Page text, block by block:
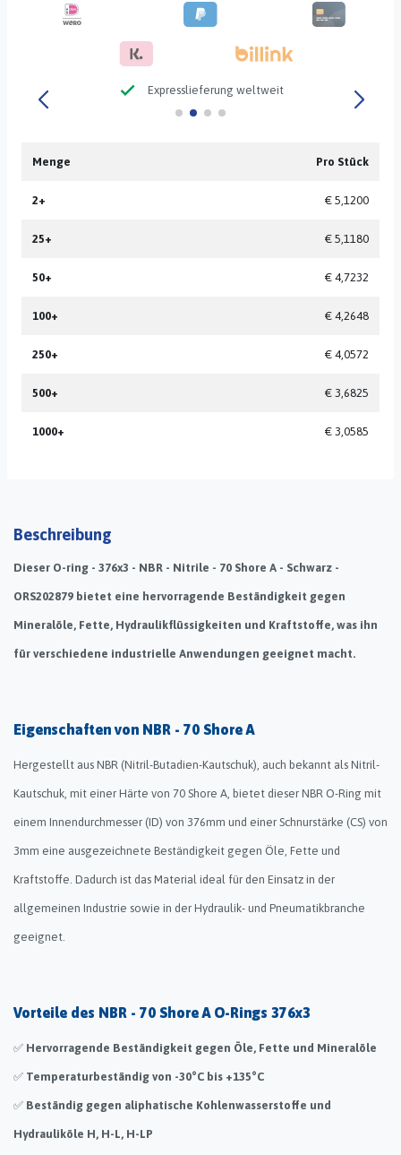
check Expresslieferung weltweit
Menge Pro Stück
2+ € 5,1200
25+ € 5,1180
50+ € 4,7232
100+ € 4,2648
250+ € 4,0572
500+ € 3,6825
1000+ € 3,0585
Beschreibung
Dieser O-ring - 376x3 - NBR - Nitrile - 70 Shore A - Schwarz -
ORS202879 bietet eine hervorragende Beständigkeit gegen
Mineralöle, Fette, Hydraulikflüssigkeiten und Kraftstoffe, was ihn
für verschiedene industrielle Anwendungen geeignet macht.
Eigenschaften von NBR - 70 Shore A
Hergestellt aus NBR (Nitril-Butadien-Kautschuk), auch bekannt als Nitril-
Kautschuk, mit einer Härte von 70 Shore A, bietet dieser NBR O-Ring mit
einem Innendurchmesser (ID) von 376mm und einer Schnurstärke (CS) von
3mm eine ausgezeichnete Beständigkeit gegen Öle, Fette und
Kraftstoffe. Dadurch ist das Material ideal für den Einsatz in der
allgemeinen Industrie sowie in der Hydraulik- und Pneumatikbranche
geeignet.
Vorteile des NBR - 70 Shore A O-Rings 376x3
✅ Hervorragende Beständigkeit gegen Öle, Fette und Mineralöle
✅ Temperaturbeständig von -30°C bis +135°C
✅ Beständig gegen aliphatische Kohlenwasserstoffe und
Hydrauliköle H, H-L, H-LP